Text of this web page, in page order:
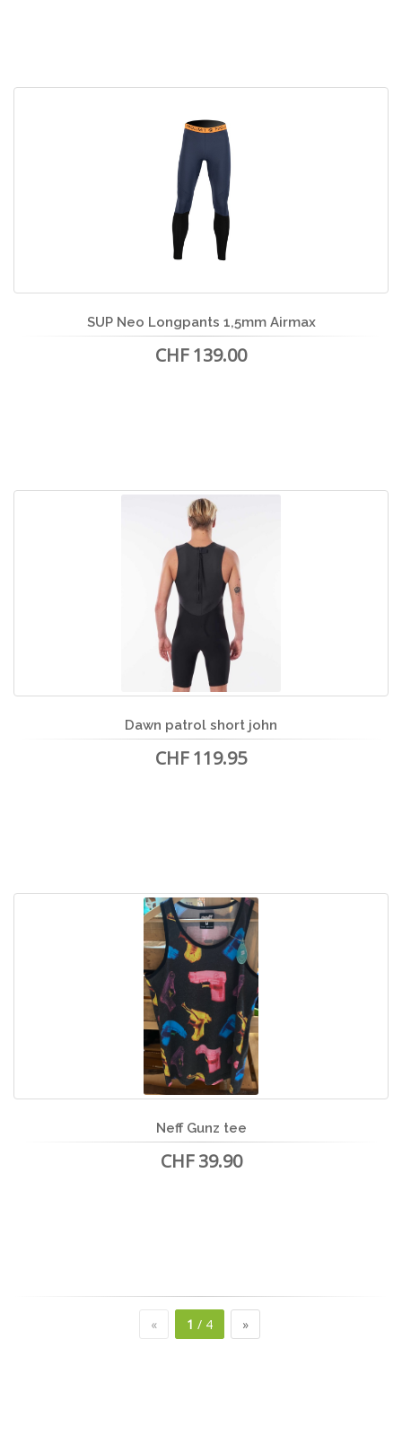
SUP Neo Longpants 1,5mm Airmax
CHF 139.00
Dawn patrol short john
CHF 119.95
Neff Gunz tee
CHF 39.90
« 1 / 4 »